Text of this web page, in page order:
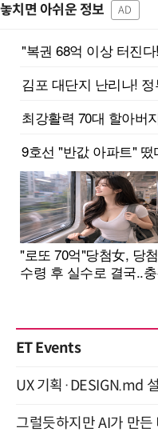
놓치면 아쉬운 정보 AD
ET Events